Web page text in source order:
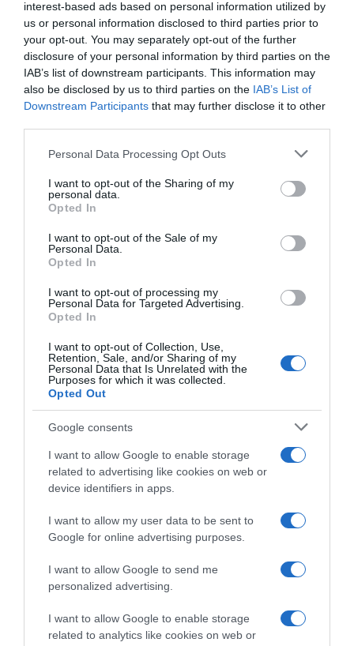
interest-based ads based on personal information utilized by
us or personal information disclosed to third parties prior to
your opt-out. You may separately opt-out of the further
disclosure of your personal information by third parties on the
IAB’s list of downstream participants. This information may
also be disclosed by us to third parties on the IAB’s List of
Downstream Participants that may further disclose it to other
Please note that this website/app uses one or more Google
not limited to your visit or usage behaviour. You may click to
grant or deny consent to Google and its third-party tags to
use your data for below specified purposes in below Google
consent section.
Personal Data Processing Opt Outs
I want to opt-out of the Sharing of my
personal data.
Opted In
I want to opt-out of the Sale of my
Personal Data.
Opted In
I want to opt-out of processing my
Personal Data for Targeted Advertising.
Opted In
I want to opt-out of Collection, Use,
Retention, Sale, and/or Sharing of my
Personal Data that Is Unrelated with the
Purposes for which it was collected.
Opted Out
Google consents
I want to allow Google to enable storage
related to advertising like cookies on web or
device identifiers in apps.
I want to allow my user data to be sent to
Google for online advertising purposes.
I want to allow Google to send me
personalized advertising.
I want to allow Google to enable storage
related to analytics like cookies on web or
Neked sem kell azonnal reagálnod, és ne várd el ezt a
partneredtől sem. Bárki lehet éppen elfoglalt, vagy az is
előfordulhat, hogy gondolkodik a válaszon. Ne sürgesd.
Légy türelmes, mint egy érett felnőtt.
Az Instagram korában mindenki sorozatban gyártja a
nem is osztod meg ezeket, attól még nyugodtan
elküldhetsz egyet-kettőt valakinek, akivel éppen
ismerkedsz. A fotók segíthetnek többet megtudni
egymásról, és szorosabb kapcsolatot kialakítani vele.
A levelezés, és csetelés nagyszerű módszer az első
lépések megtételében, és az ismerkedés korai
szakaszában. Ha valakivel működik a kémia, az már az
üzeneteken keresztül is érződik. Tedd félre az
előítéleteidet, és próbáld ki. Vesztenivalód nincsen!
Megosztás: Facebook
Címkék: párkeresés,társkeresés ,online